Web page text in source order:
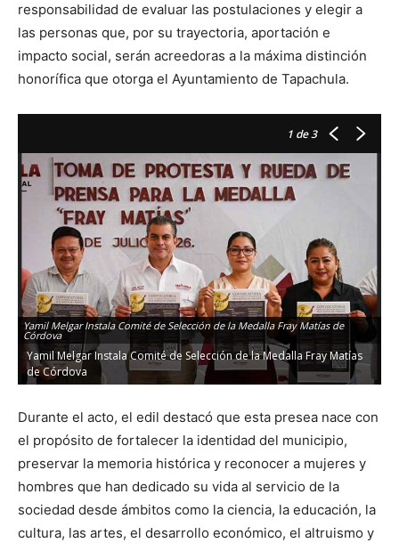
responsabilidad de evaluar las postulaciones y elegir a
las personas que, por su trayectoria, aportación e
impacto social, serán acreedoras a la máxima distinción
honorífica que otorga el Ayuntamiento de Tapachula.
1 de 3
Yamil Melgar Instala Comité de Selección de la Medalla Fray Matías de
Córdova
Yamil Melgar Instala Comité de Selección de la Medalla Fray Matías
de Córdova
Durante el acto, el edil destacó que esta presea nace con
el propósito de fortalecer la identidad del municipio,
preservar la memoria histórica y reconocer a mujeres y
hombres que han dedicado su vida al servicio de la
sociedad desde ámbitos como la ciencia, la educación, la
cultura, las artes, el desarrollo económico, el altruismo y